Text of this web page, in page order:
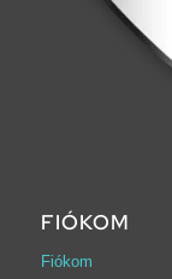
FIÓKOM
Fiókom